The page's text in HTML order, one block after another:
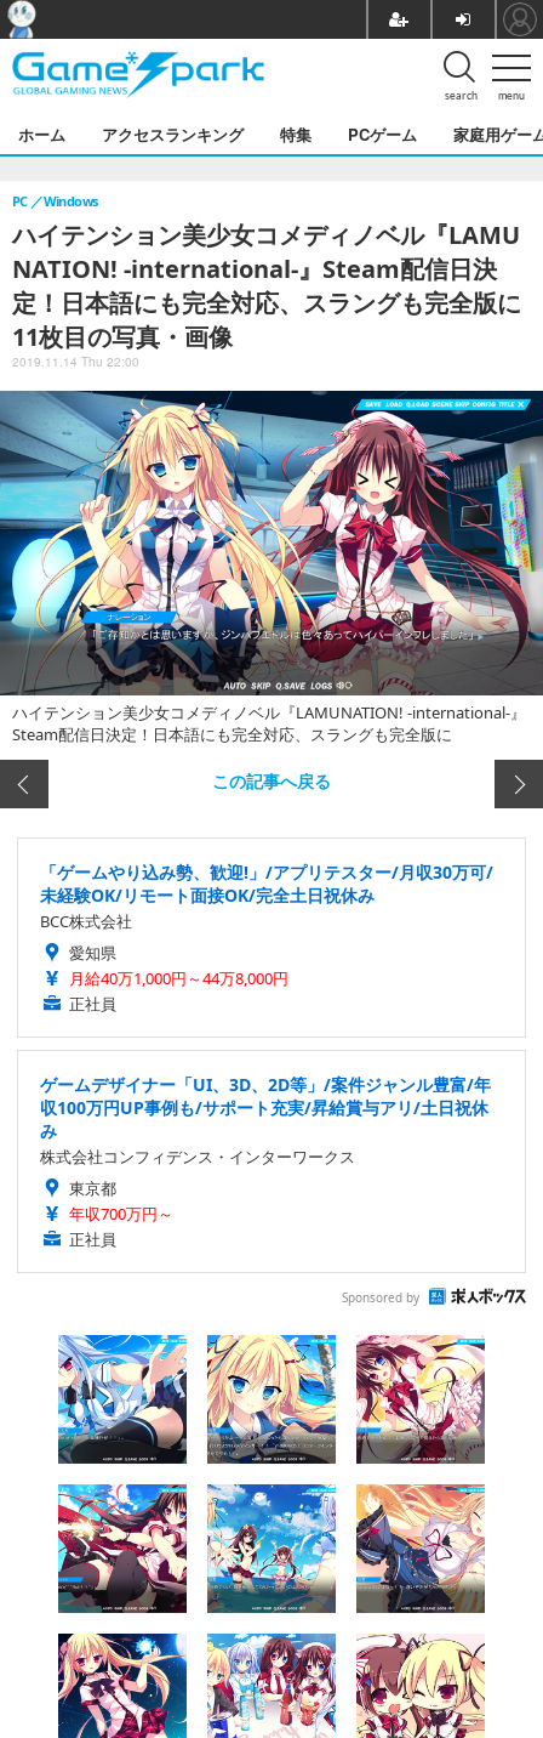
menu
search
ホーム アクセスランキング 特集 PCゲーム 家庭用ゲー
ハイテンション美少女コメディノベル『LAMU
NATION! -international-』Steam配信日決
定！日本語にも完全対応、スラングも完全版に
11枚目の写真・画像
PC Windows
2019.11.14 Thu 22:00
ハイテンション美少女コメディノベル『LAMUNATION! -international-』
Steam配信日決定！日本語にも完全対応、スラングも完全版に
この記事へ戻る
「ゲームやり込み勢、歓迎!」/アプリテスター/月収30万可/
未経験OK/リモート面接OK/完全土日祝休み
BCC株式会社
愛知県
月給40万1,000円～44万8,000円
正社員
ゲームデザイナー「UI、3D、2D等」/案件ジャンル豊富/年
収100万円UP事例も/サポート充実/昇給賞与アリ/土日祝休
み
株式会社コンフィデンス・インターワークス
東京都
年収700万円～
正社員
Sponsored by